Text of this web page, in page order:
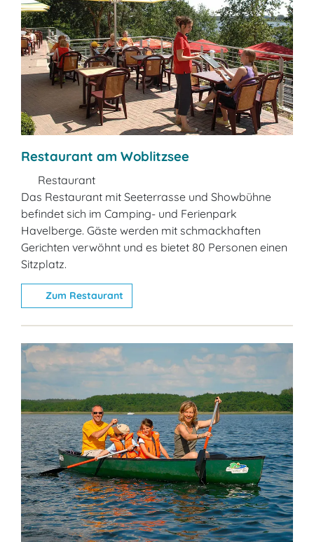
Restaurant am Woblitzsee
Restaurant
Das Restaurant mit Seeterrasse und Showbühne
befindet sich im Camping- und Ferienpark
Havelberge. Gäste werden mit schmackhaften
Gerichten verwöhnt und es bietet 80 Personen einen
Sitzplatz.
Zum Restaurant